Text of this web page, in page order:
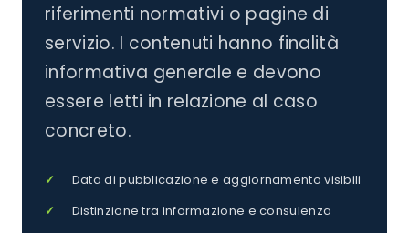
riferimenti normativi o pagine di
servizio. I contenuti hanno finalità
informativa generale e devono
essere letti in relazione al caso
concreto.
Data di pubblicazione e aggiornamento visibili
Distinzione tra informazione e consulenza